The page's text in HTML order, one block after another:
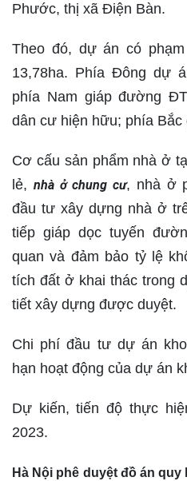
Phước, thị xã Điện Bàn.
Theo đó, dự án có
13,78ha. Phía Đông dự
phía Nam giáp đường
dân cư hiện hữu; phía Bắc
Cơ cấu sản phẩm nhà ở
lẻ, nhà ở chung cư, nhà ở
đầu tư xây dựng nhà ở
tiếp giáp dọc tuyến
quan và đảm bảo tỷ lệ
tích đất ở khai thác trong
tiết xây dựng được duyệt.
Chi phí đầu tư dự án
hạn hoạt động của dự án
Dự kiến, tiến độ thực
2023.
Hà Nội phê duyệt đồ án